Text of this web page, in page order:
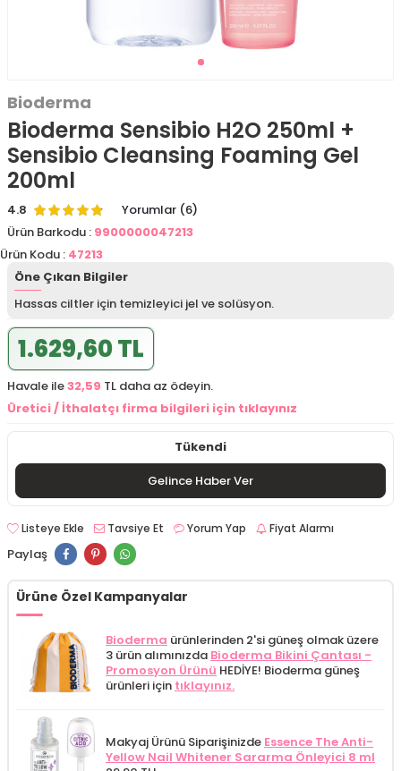
Bioderma
Bioderma Sensibio H2O 250ml +
Sensibio Cleansing Foaming Gel
200ml
4.8
Yorumlar (6)
Ürün Barkodu : 9900000047213
Ürün Kodu : 47213
Öne Çıkan Bilgiler
Hassas ciltler için temizleyici jel ve solüsyon.
1.629,60 TL
Havale ile32,59 TL daha az ödeyin.
Üretici / İthalatçı firma bilgileri için tıklayınız
Tükendi
Gelince Haber Ver
Listeye Ekle Tavsiye Et Yorum Yap Fiyat Alarmı
Paylaş
Ürüne Özel Kampanyalar
Bioderma ürünlerinden 2'si güneş olmak üzere
3 ürün alımınızda Bioderma Bikini Çantası -
Promosyon Ürünü HEDİYE! Bioderma güneş
ürünleri için tıklayınız.
Makyaj Ürünü Siparişinizde Essence The Anti-
Yellow Nail Whitener Sararma Önleyici 8 ml